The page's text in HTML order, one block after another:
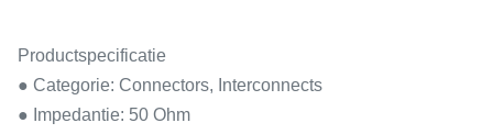
Productspecificatie
● Categorie: Connectors, Interconnects
● Impedantie: 50 Ohm